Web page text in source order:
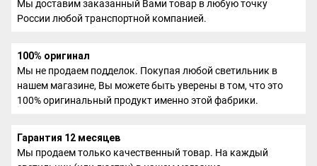
Мы доставим заказанный Вами товар в любую точку
России любой транспортной компанией.
100% оригинал
Мы не продаем подделок. Покупая любой светильник в
нашем магазине, Вы можете быть уверены в том, что это
100% оригинальный продукт именно этой фабрики.
Гарантия 12 месяцев
Мы продаем только качественный товар. На каждый